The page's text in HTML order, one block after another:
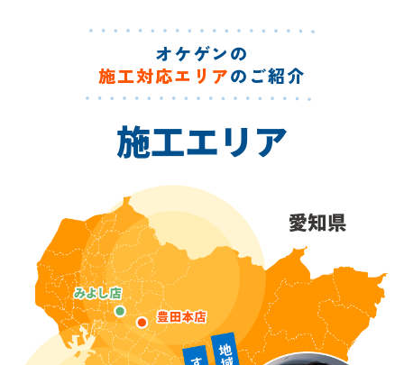
オケゲンの
施工対応エリアのご紹介
施工エリア